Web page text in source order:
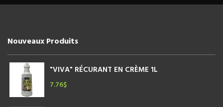
Nouveaux Produits
"VIVA" RÉCURANT EN CRÈME 1L
7.76$